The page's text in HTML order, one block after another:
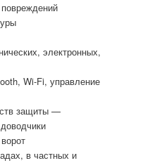
электронных,
Wi-Fi, управление
защиты —
в частных и